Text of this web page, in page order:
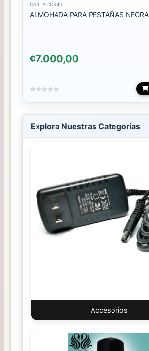
Cód: ACC340
ALMOHADA PARA PESTAÑAS NEGRA
¢7.000,00
Explora Nuestras Categorías
Accesorios